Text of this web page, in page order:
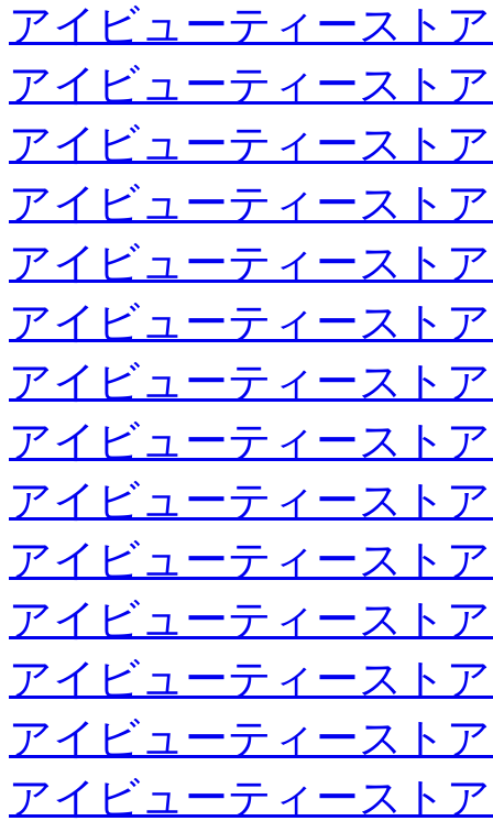
アイビューティースト
アイビューティースト
アイビューティースト
アイビューティースト
アイビューティースト
アイビューティースト
アイビューティースト
アイビューティースト
アイビューティースト
アイビューティースト
アイビューティースト
アイビューティースト
アイビューティースト
アイビューティースト